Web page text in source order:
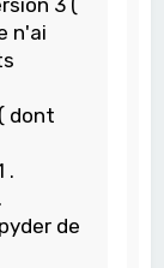
3 (
n'ai
dont
.
de